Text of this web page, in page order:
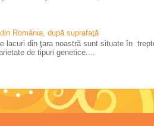
România, după suprafaţă
lacuri din ţara noastră sunt situate în
de tipuri genetice....